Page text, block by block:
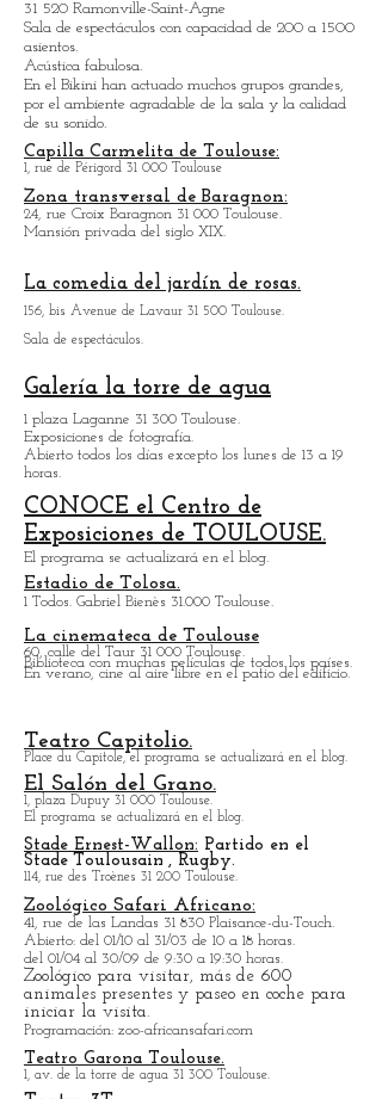
Sala de conciertos BIKINI
Parque Tecnológico del Canal, calle Théodore
Monod
31 520 Ramonville-Saint-Agne
Sala de espectáculos con capacidad de 200 a 1500
asientos.
Acústica fabulosa.
En el Bikini han actuado muchos grupos grandes,
por el ambiente agradable de la sala y la calidad
de su sonido.
Capilla Carmelita de Toulouse:
1, rue de Périgord 31 000 Toulouse
24, rue Croix Baragnon 31 000 Toulouse.
Mansión privada del siglo XIX.
La comedia del jardín de rosas.
Sala de espectáculos.
Galería la torre de agua
1 plaza Laganne 31 300 Toulouse.
Exposiciones de fotografía.
Abierto todos los días excepto los lunes de 13 a 19
horas.
CONOCE el Centro de
Exposiciones de TOULOUSE.
Estadio de Tolosa.
1 Todos. Gabriel Bienès 31.000 Toulouse.
En verano, cine al aire libre en el patio del edificio.
Teatro Capitolio.
Place du Capitole, el programa se actualizará en el blog.
El Salón del Grano.
1, plaza Dupuy 31 000 Toulouse.
El programa se actualizará en el blog.
Stade Ernest-Wallon: Partido en el
Stade Toulousain , Rugby.
114, rue des Troènes 31 200 Toulouse.
Zoológico Safari Africano:
41, rue de las Landas 31 830 Plaisance-du-Touch.
Abierto: del 01/10 al 31/03 de 10 a 18 horas.
del 01/04 al 30/09 de 9:30 a 19:30 horas.
Zoológico para visitar, más de 600
animales presentes y paseo en coche para
iniciar la visita.
Programación: zoo-africansafari.com